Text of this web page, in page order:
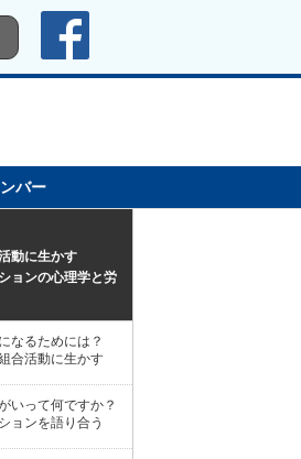
バー
動に生かす
ョンの心理学と労
なるためには？
合活動に生かす
いって何ですか？
ョンを語り合う